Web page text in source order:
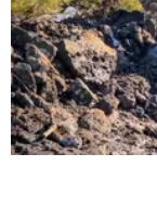
libre
El tiempo